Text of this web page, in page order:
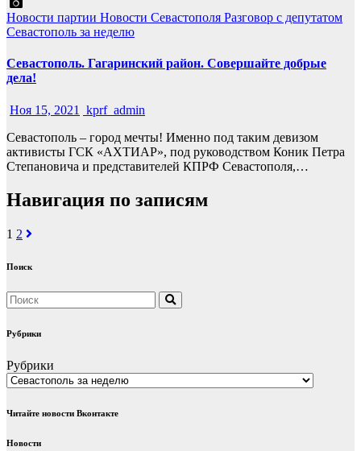
Новости партии Новости Севастополя Разговор с депутатом
Севастополь за неделю
Севастополь. Гагаринский район. Совершайте добрые
дела!
Ноя 15, 2021
kprf_admin
Севастополь – город мечты! Именно под таким девизом
активисты ГСК «АХТИАР», под руководством Коник Петра
Степановича и представителей КПРФ Севастополя,…
Навигация по записям
1 2
Поиск
Рубрики
Рубрики
Читайте новости Вконтакте
Новости